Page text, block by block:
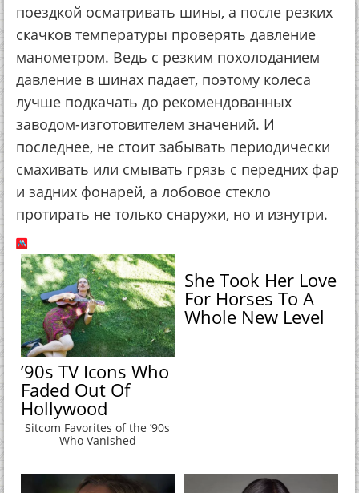
поездкой осматривать шины, а после резких
скачков температуры проверять давление
манометром. Ведь с резким похолоданием
давление в шинах падает, поэтому колеса
лучше подкачать до рекомендованных
заводом-изготовителем значений. И
последнее, не стоит забывать периодически
смахивать или смывать грязь с передних фар
и задних фонарей, а лобовое стекло
протирать не только снаружи, но и изнутри.
’90s TV Icons Who
Faded Out Of
Hollywood
Sitcom Favorites of the ’90s
Who Vanished
She Took Her Love
For Horses To A
Whole New Level